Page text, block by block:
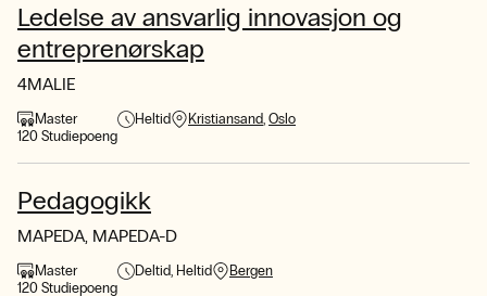
Ledelse av ansvarlig innovasjon og
entreprenørskap
4MALIE
Master
120 Studiepoeng
Heltid Kristiansand Oslo
Pedagogikk
MAPEDA, MAPEDA-D
Master
120 Studiepoeng
Deltid Heltid Bergen